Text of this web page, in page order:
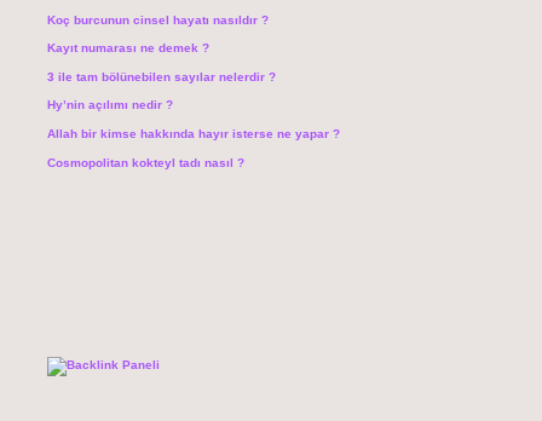
Koç burcunun cinsel hayatı nasıldır ?
Kayıt numarası ne demek ?
3 ile tam bölünebilen sayılar nelerdir ?
Hy’nin açılımı nedir ?
Allah bir kimse hakkında hayır isterse ne yapar ?
Cosmopolitan kokteyl tadı nasıl ?